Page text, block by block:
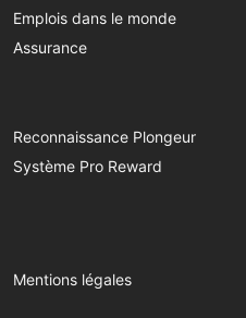
Emplois dans le monde
Assurance
Reconnaissance Plongeur
Système Pro Reward
Mentions légales